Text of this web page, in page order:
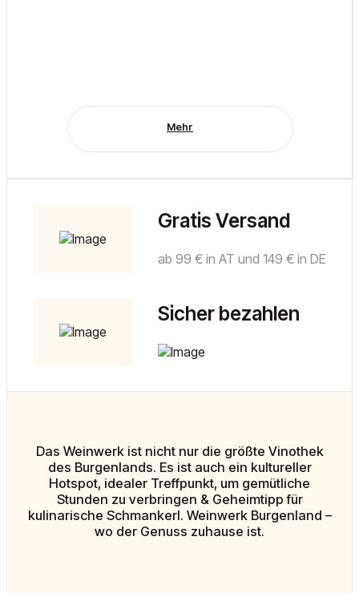
Mehr
Gratis Versand
ab 99 € in AT und 149 € in DE
Sicher bezahlen
Das Weinwerk ist nicht nur die größte Vinothek
des Burgenlands. Es ist auch ein kultureller
Hotspot, idealer Treffpunkt, um gemütliche
Stunden zu verbringen & Geheimtipp für
kulinarische Schmankerl. Weinwerk Burgenland –
wo der Genuss zuhause ist.